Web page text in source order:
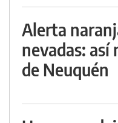
Alerta
nevadas: así
de Neuquén